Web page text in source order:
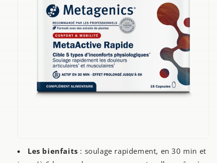
Les bienfaits : soulage rapidement, en 30 min et